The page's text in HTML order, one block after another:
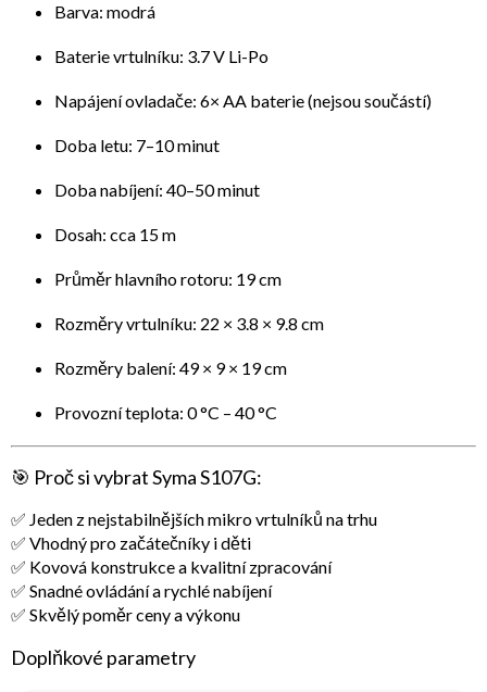
Barva: modrá
Baterie vrtulníku: 3.7 V Li-Po
Napájení ovladače: 6× AA baterie (nejsou součástí)
Doba letu: 7–10 minut
Doba nabíjení: 40–50 minut
Dosah: cca 15 m
Průměr hlavního rotoru: 19 cm
Rozměry vrtulníku: 22 × 3.8 × 9.8 cm
Rozměry balení: 49 × 9 × 19 cm
Provozní teplota: 0 °C – 40 °C
🎯 Proč si vybrat Syma S107G:
✅ Jeden z nejstabilnějších mikro vrtulníků na trhu
✅ Vhodný pro začátečníky i děti
✅ Kovová konstrukce a kvalitní zpracování
✅ Snadné ovládání a rychlé nabíjení
✅ Skvělý poměr ceny a výkonu
Doplňkové parametry